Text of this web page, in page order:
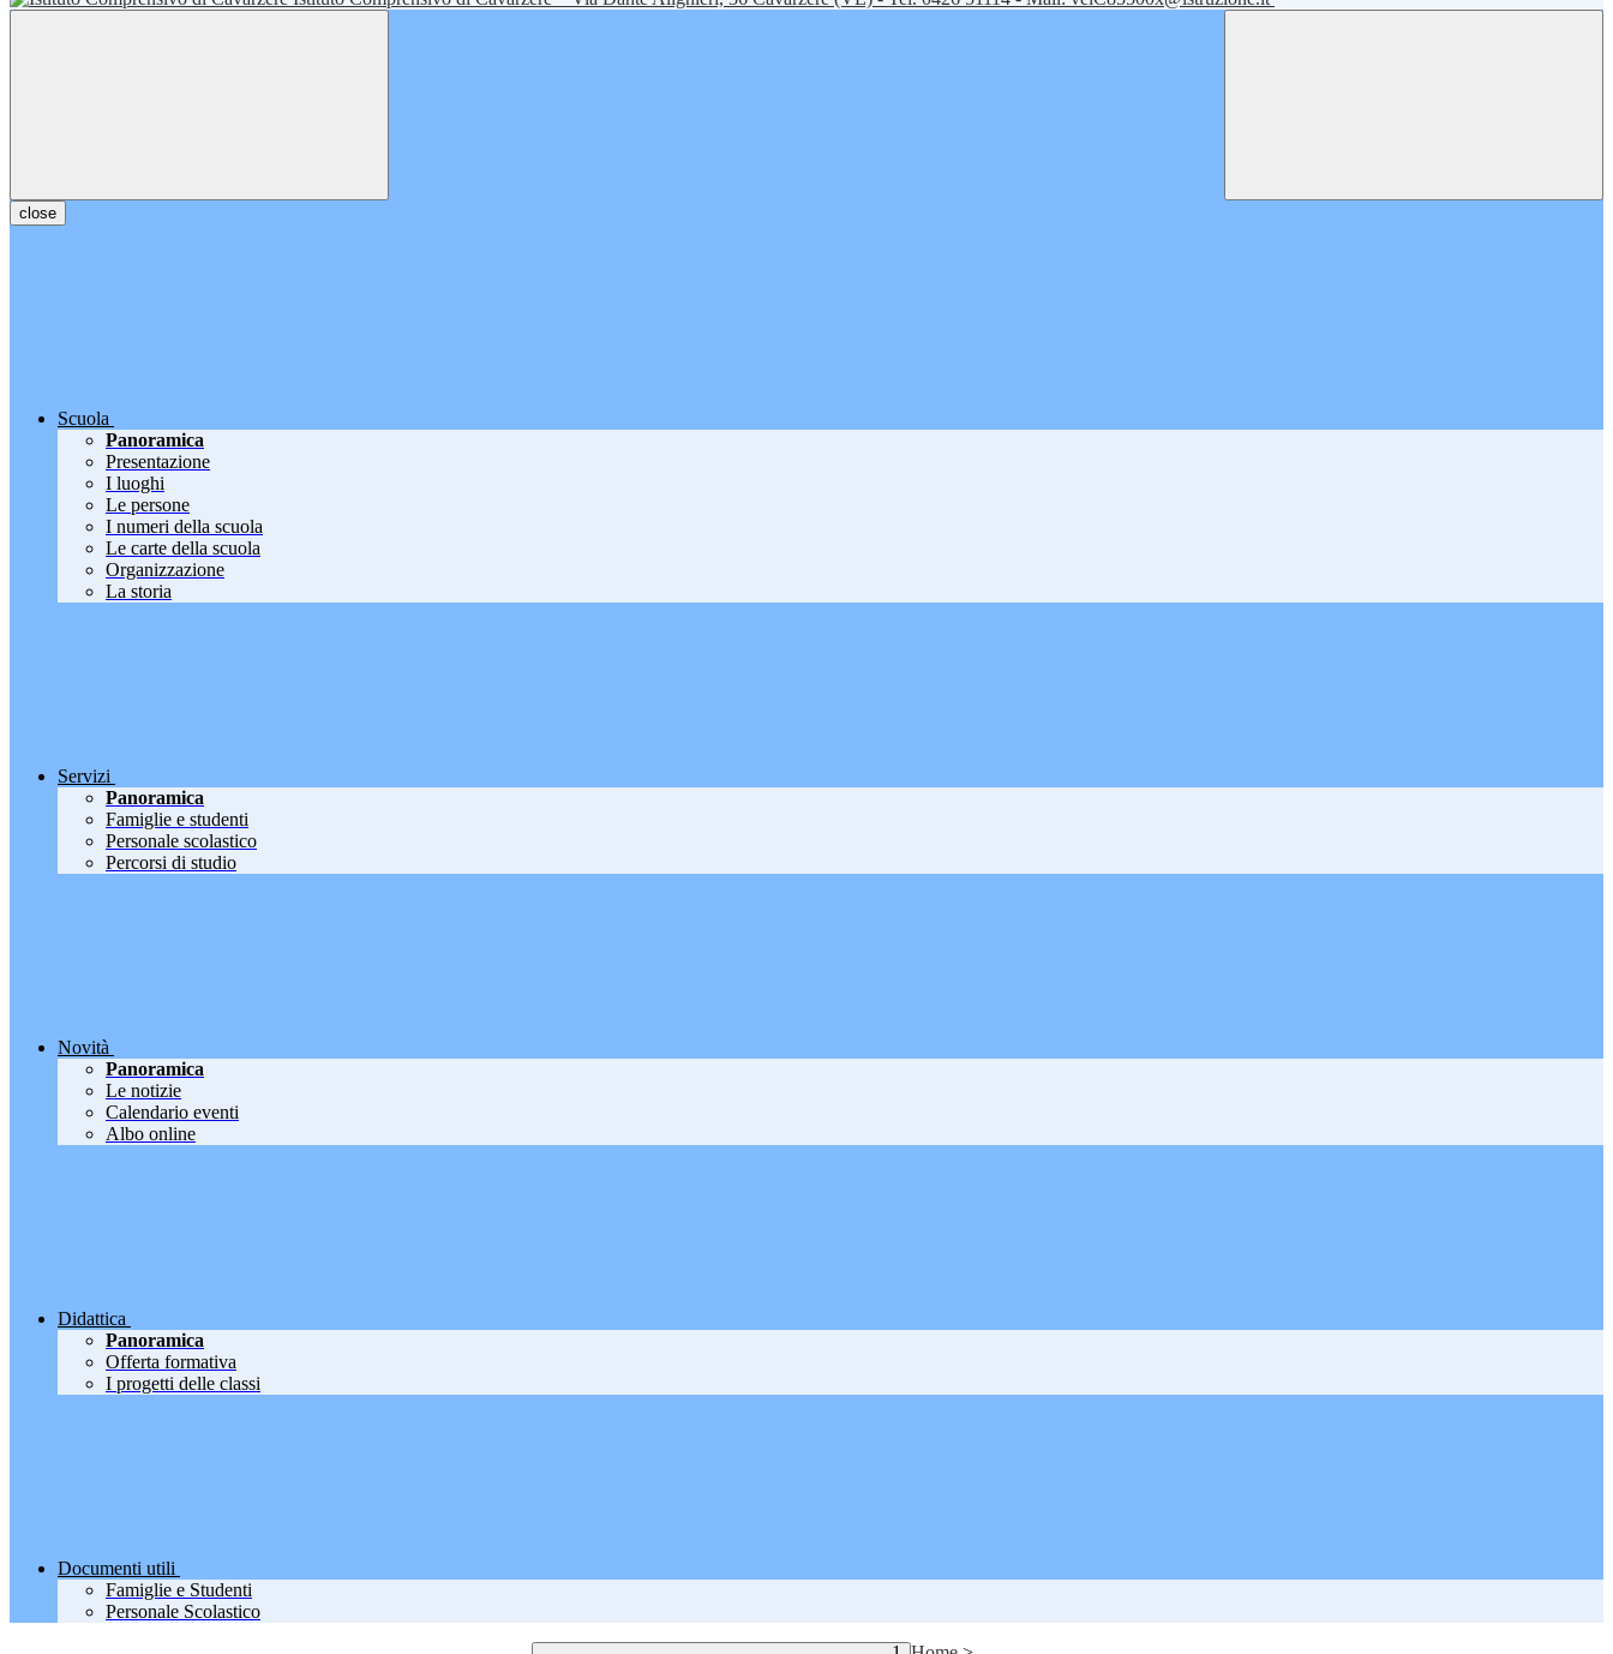
close
Scuola
Panoramica
Presentazione
I luoghi
Le persone
I numeri della scuola
Le carte della scuola
Organizzazione
La storia
Servizi
Panoramica
Famiglie e studenti
Personale scolastico
Percorsi di studio
Novità
Panoramica
Le notizie
Calendario eventi
Albo online
Didattica
Panoramica
Offerta formativa
I progetti delle classi
Documenti utili
Famiglie e Studenti
Personale Scolastico